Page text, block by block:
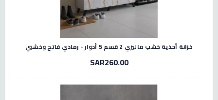
خزانة أحذية خشب ماليزي 2 قسم 5 أدوار - رمادي فاتح وخشبي
SAR260.00